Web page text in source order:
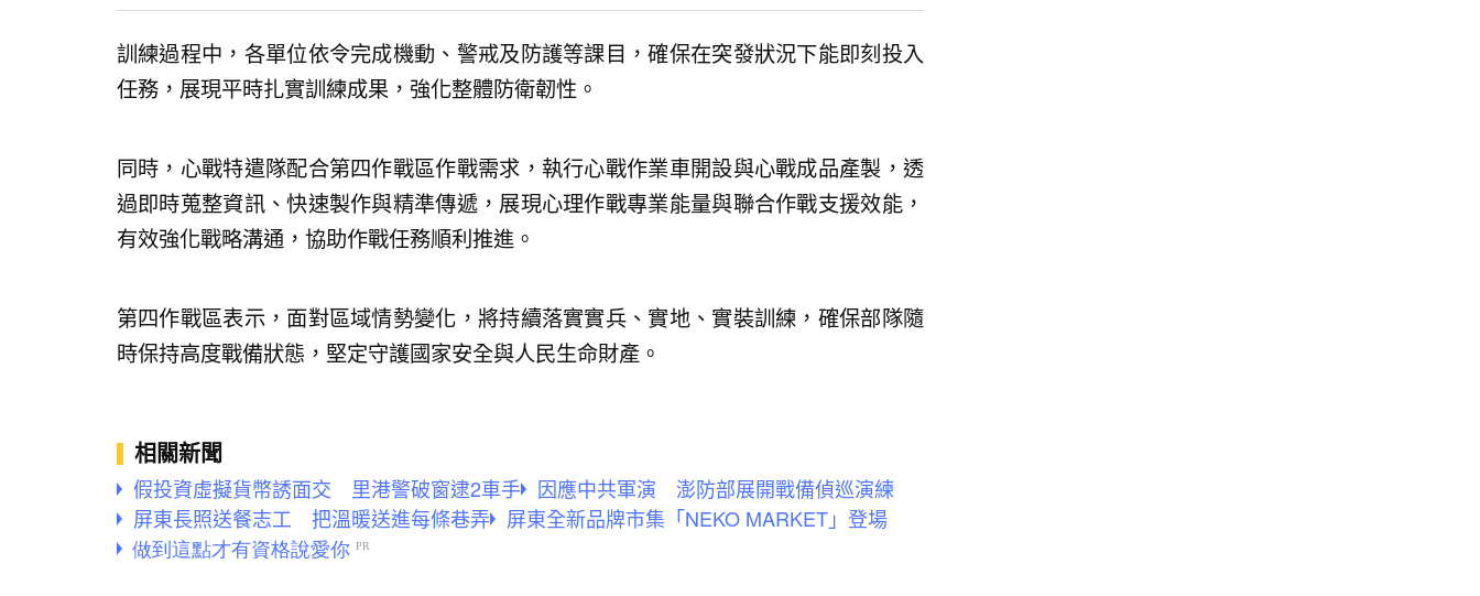
訓練過程中，各單位依令完成機動、警戒及防護等課目，確保在突發狀況下能即刻投入
任務，展現平時扎實訓練成果，強化整體防衛韌性。
同時，心戰特遣隊配合第四作戰區作戰需求，執行心戰作業車開設與心戰成品產製，透
過即時蒐整資訊、快速製作與精準傳遞，展現心理作戰專業能量與聯合作戰支援效能，
有效強化戰略溝通，協助作戰任務順利推進。
第四作戰區表示，面對區域情勢變化，將持續落實實兵、實地、實裝訓練，確保部隊隨
時保持高度戰備狀態，堅定守護國家安全與人民生命財產。
相關新聞
假投資虛擬貨幣誘面交 里港警破窗逮2車手
因應中共軍演 澎防部展開戰備偵巡演練
屏東長照送餐志工 把溫暖送進每條巷弄
屏東全新品牌市集「NEKO MARKET」登場